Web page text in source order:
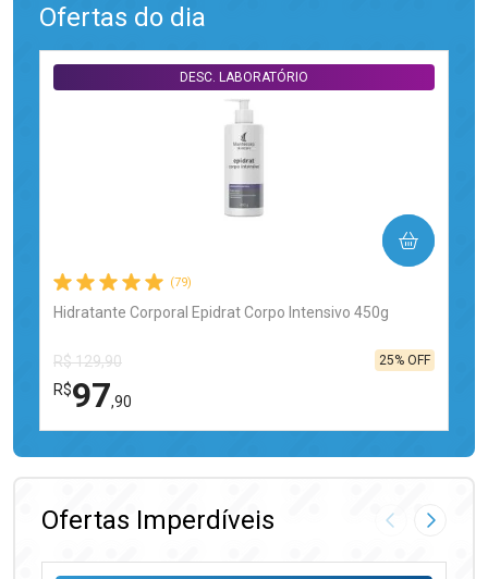
Ofertas do dia
(79)
Hidratante Corporal Epidrat Corpo Intensivo 450g
DESC. LABORATÓRIO
R$ 129,90
R$97,90
25% OFF
COMPRAR
FECHAR
FECHAR
Ofertas Imperdíveis Imagem